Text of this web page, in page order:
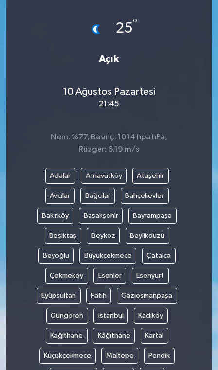
25°
Açık
10 Ağustos Pazartesi
21:45
Nem: %77, Basınç: 1014 hpa hPa,
Rüzgar: 6.19 m/s
Adalar Arnavutköy Ataşehir
Avcılar Bağcılar Bahçelievler
Bakırköy Başakşehir Bayrampaşa
Beşiktaş Beykoz Beylikdüzü
Beyoğlu Büyükçekmece Çatalca
Çekmeköy Esenler Esenyurt
Eyüpsultan Fatih Gaziosmanpaşa
Güngören Istanbul Kadıköy
Kağıthane Kâğıthane Kartal
Küçükçekmece Maltepe Pendik
POLİTİKA
RESMİ İLANLAR
SAĞLIK
Spor
Tarihi Yapılarımız
Teknoloji
Türkiye
İletişim
Künye